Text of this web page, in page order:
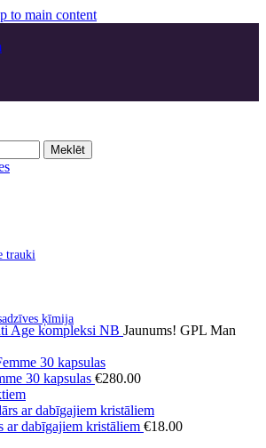
to main content
Meklēt
trauki
ķīmija
Age kompleksi NB Jaunums! GPL Man
30 kapsulas €280.00
ar dabīgajiem kristāliem €18.00